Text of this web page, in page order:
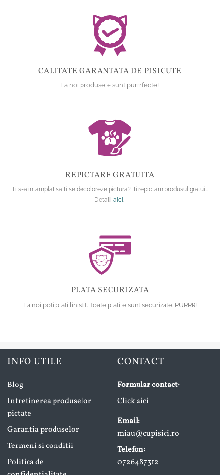
CALITATE GARANTATA DE PISICUTE
La noi produsele sunt purrrfecte!
REPICTARE GRATUITA
Ti s-a intamplat sa ti se decoloreze pictura? Iti repictam produsul gratuit.
Detalii aici
PLATA SECURIZATA
La noi poti plati linistit. Toate platile sunt securizate. PURRR!
INFO UTILE
Blog
Intretinerea produselor
pictate
Garantia produselor
Termeni si conditii
Politica de
CONTACT
Formular contact:
Click aici
Email:
miau@cupisici.ro
Telefon:
0726487312